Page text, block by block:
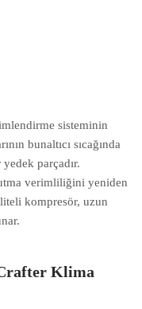
sisteminin
bunaltıcı sıcağında
parçadır.
verimliliğini yeniden
kompresör, uzun
Klima